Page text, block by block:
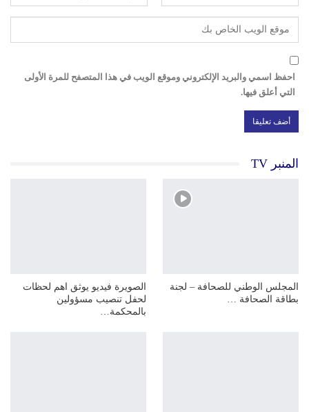
احفظ اسمي والبريد الإلكتروني وموقع الويب في هذا المتصفح للمرة الأولى
التي أعلق فيها.
المنبر TV
المجلس الوطني للصحافة – لجنة
بطاقة الصحافة …
الصويرة فيديو يوثق اهم لحظات
لحفل تنصيب مسؤولين
بالمحكمة…